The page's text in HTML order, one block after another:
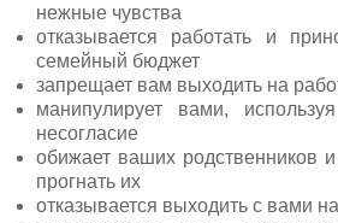
нежные чувства
отказывается работать и
семейный бюджет
запрещает вам выходить на
манипулирует вами,
несогласие
обижает ваших родственников
прогнать их
отказывается выходить с вами